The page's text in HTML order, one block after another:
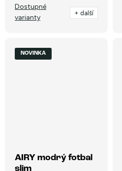
Dostupné
varianty
+ další
NOVINKA
AIRY modrý fotbal
slim